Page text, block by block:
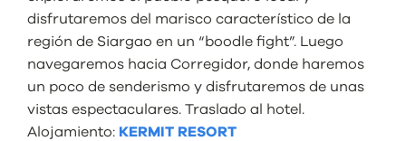
disfrutaremos del marisco característico de la
región de Siargao en un “boodle fight”. Luego
navegaremos hacia Corregidor, donde haremos
un poco de senderismo y disfrutaremos de unas
vistas espectaculares. Traslado al hotel.
Alojamiento: KERMIT RESORT